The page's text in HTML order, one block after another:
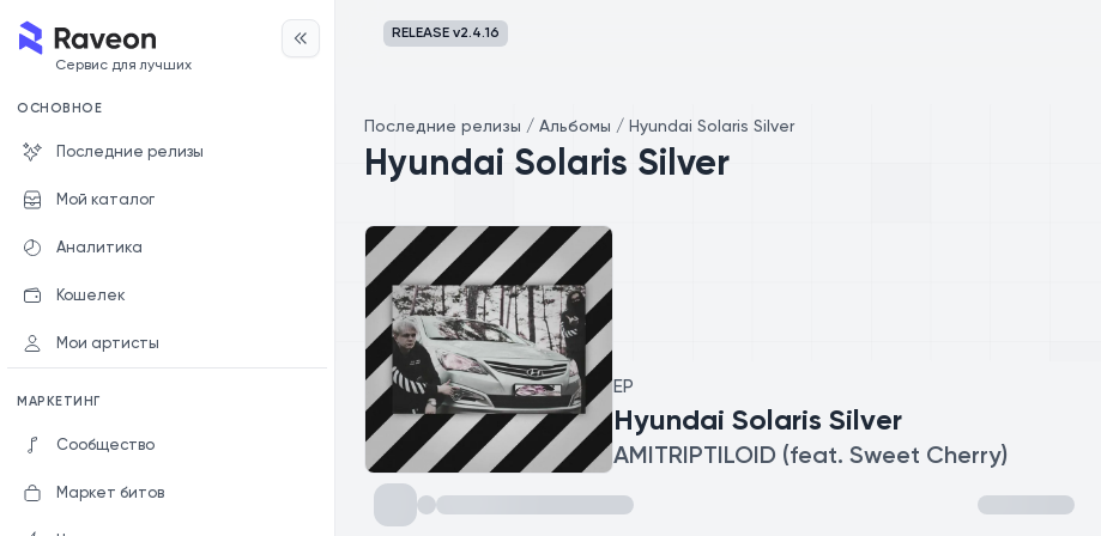
Сервис для лучших
ОСНОВНОЕ
Последние релизы
Мой каталог
Аналитика
Кошелек
Мои артисты
МАРКЕТИНГ
Сообщество
Маркет битов
RELEASE v2.4.16
Последние релизы / Альбомы / Hyundai Solaris Silver
Hyundai Solaris Silver
EP
Hyundai Solaris Silver
AMITRIPTILOID (feat. Sweet Cherry)